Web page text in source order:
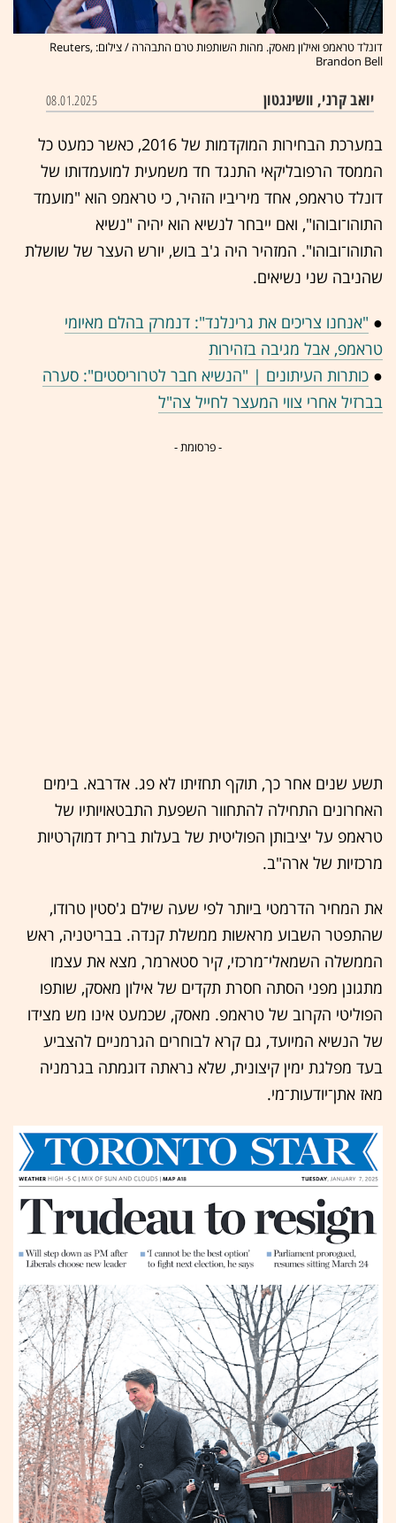
דונלד טראמפ ואילון מאסק. מהות השותפות טרם התבהרה / צילום: Reuters,
Brandon Bell
יואב קרני, וושינגטון 08.01.2025
במערכת הבחירות המוקדמות של 2016, כאשר כמעט כל
הממסד הרפובליקאי התנגד חד משמעית למועמדותו של
דונלד טראמפ, אחד מיריביו הזהיר, כי טראמפ הוא "מועמד
התוהו־ובוהו", ואם ייבחר לנשיא הוא יהיה "נשיא
התוהו־ובוהו". המזהיר היה ג'ב בוש, יורש העצר של שושלת
שהניבה שני נשיאים.
● "אנחנו צריכים את גרינלנד": דנמרק בהלם מאיומי
טראמפ, אבל מגיבה בזהירות
● כותרות העיתונים | "הנשיא חבר לטרוריסטים": סערה
בברזיל אחרי צווי המעצר לחייל צה"ל
- פרסומת -
תשע שנים אחר כך, תוקף תחזיתו לא פג. אדרבא. בימים
האחרונים התחילה להתחוור השפעת התבטאויותיו של
טראמפ על יציבותן הפוליטית של בעלות ברית דמוקרטיות
מרכזיות של ארה"ב.
את המחיר הדרמטי ביותר לפי שעה שילם ג'סטין טרודו,
שהתפטר השבוע מראשות ממשלת קנדה. בבריטניה, ראש
הממשלה השמאלי־מרכזי, קיר סטארמר, מצא את עצמו
מתגונן מפני הסתה חסרת תקדים של אילון מאסק, שותפו
הפוליטי הקרוב של טראמפ. מאסק, שכמעט אינו מש מצידו
של הנשיא המיועד, גם קרא לבוחרים הגרמניים להצביע
בעד מפלגת ימין קיצונית, שלא נראתה דוגמתה בגרמניה
מאז אתן־יודעות־מי.